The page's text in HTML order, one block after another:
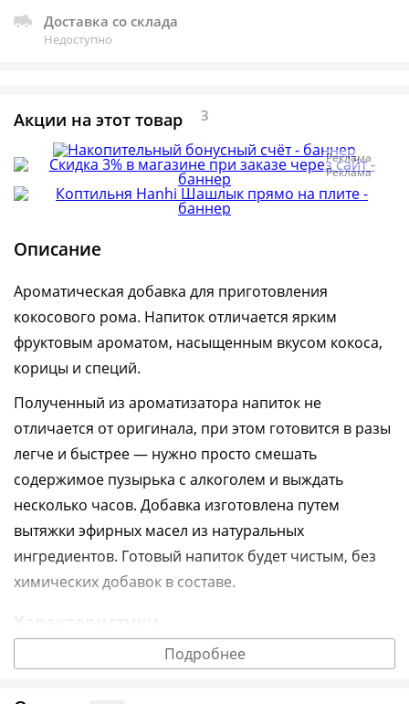
Доставка со склада
Недоступно
Акции на этот товар 3
Реклама
Реклама
Описание
Ароматическая добавка для приготовления
кокосового рома. Напиток отличается ярким
фруктовым ароматом, насыщенным вкусом кокоса,
корицы и специй.
Полученный из ароматизатора напиток не
отличается от оригинала, при этом готовится в разы
легче и быстрее — нужно просто смешать
содержимое пузырька с алкоголем и выждать
несколько часов. Добавка изготовлена путем
вытяжки эфирных масел из натуральных
ингредиентов. Готовый напиток будет чистым, без
химических добавок в составе.
Характеристики
Дозировка — 1 пузырек на 10 л алкоголя
Подробнее